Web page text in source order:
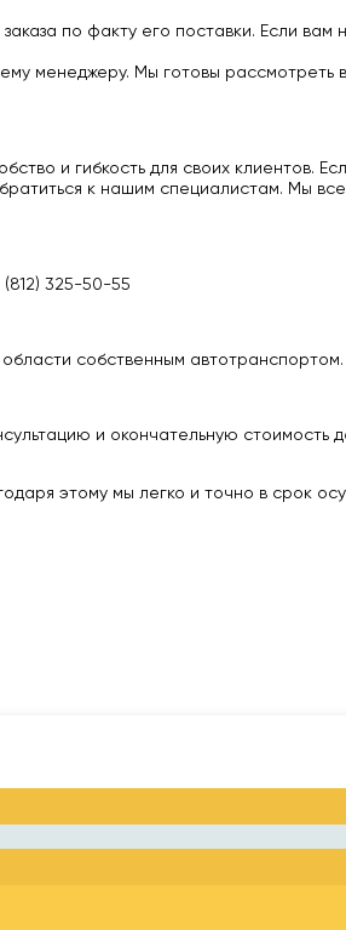
по факту его поставки. Если
менеджеру. Мы готовы рассмотреть
и гибкость для своих клиентов.
к нашим специалистам. Мы
325-50-55
собственным автотранспортом.
и окончательную стоимость
этому мы легко и точно в срок